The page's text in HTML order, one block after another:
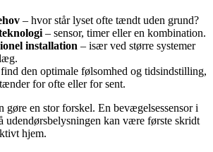
– hvor står lyset ofte tændt uden grund?
– sensor, timer eller en kombination.
installation – især ved større systemer
den optimale følsomhed og tidsindstilling,
for ofte eller for sent.
gøre en stor forskel. En bevægelsessensor i
udendørsbelysningen kan være første skridt
hjem.